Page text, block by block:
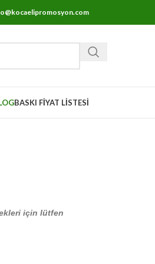
BASKI FİYAT LİSTESİ
için lütfen